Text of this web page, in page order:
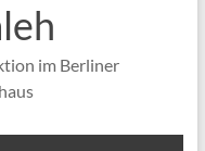
im Berliner